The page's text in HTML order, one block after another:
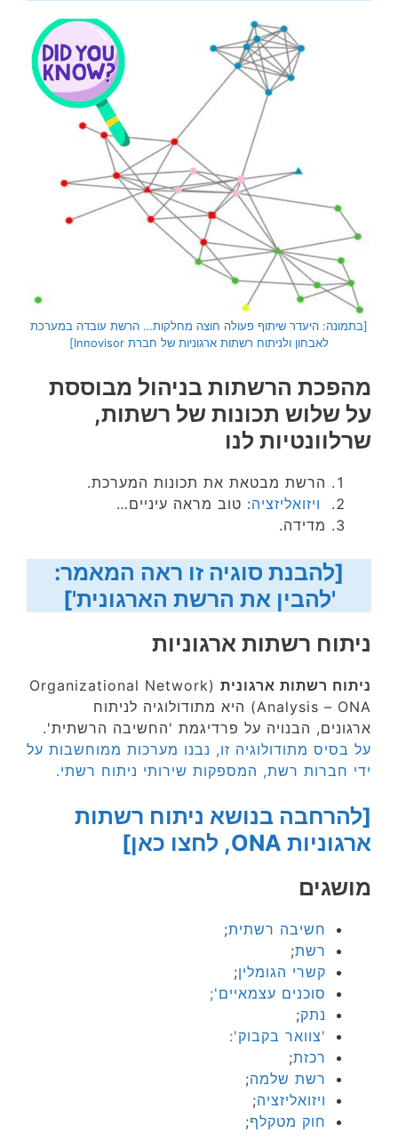
[בתמונה: היעדר שיתוף פעולה חוצה מחלקות… הרשת עובדה במערכת
לאבחון ולניתוח רשתות ארגוניות של חברת Innovisor]
מהפכת הרשתות בניהול מבוססת
על שלוש תכונות של רשתות,
שרלוונטיות לנו
הרשת מבטאת את תכונות המערכת.
ויזואליזציה: טוב מראה עיניים…
מדידה.
[להבנת סוגיה זו ראה המאמר:
'להבין את הרשת הארגונית']
ניתוח רשתות ארגוניות
ניתוח רשתות ארגונית
(Organizational Network
Analysis – ONA) היא מתודולוגיה לניתוח
ארגונים, הבנויה על פרדיגמת 'החשיבה הרשתית'.
על בסיס מתודולוגיה זו, נבנו מערכות ממוחשבות על
ידי חברות רשת, המספקות שירותי ניתוח רשתי.
[להרחבה בנושא ניתוח רשתות
ארגוניות ONA, לחצו כאן]
מושגים
חשיבה רשתית;
רשת;
קשרי הגומלין;
סוכנים עצמאיים';
נתק;
'צוואר בקבוק':
רכזת;
רשת שלמה;
ויזואליזציה;
חוק מטקלף;